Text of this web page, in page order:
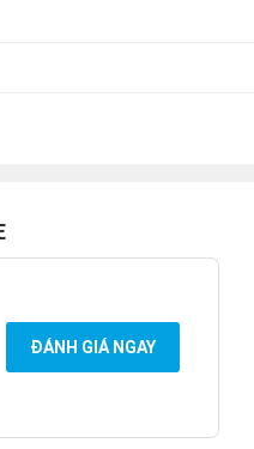
ĐÁNH GIÁ NGAY